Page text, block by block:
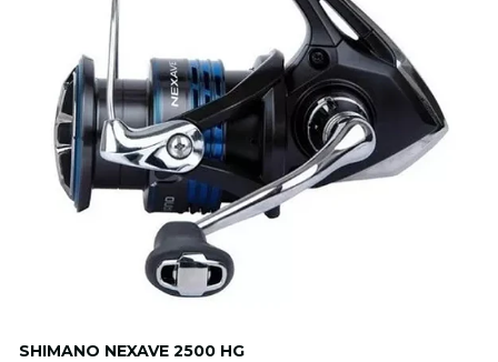
SHIMANO NEXAVE 2500 HG